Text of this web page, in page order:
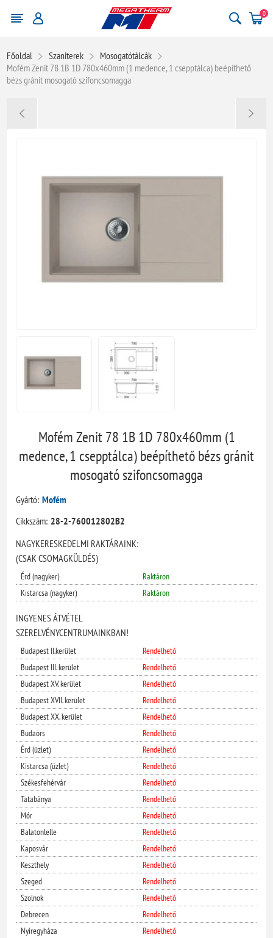
0
Főoldal Szaniterek
Mosogatótálcák
Mofém Zenit 78 1B 1D 780x460mm (1 medence, 1 csepptálca) beépíthető
bézs gránit mosogató szifoncsomagga
Mofém Zenit 78 1B 1D 780x460mm (1
medence, 1 csepptálca) beépíthető bézs gránit
mosogató szifoncsomagga
Gyártó: Mofém
Cikkszám: 28-2-760012802B2
NAGYKERESKEDELMI RAKTÁRAINK:
(CSAK CSOMAGKÜLDÉS)
Érd (nagyker)
Raktáron
Kistarcsa (nagyker)
Raktáron
INGYENES ÁTVÉTEL
SZERELVÉNYCENTRUMAINKBAN!
Budapest II.kerület
Rendelhető
Budapest III. kerület
Rendelhető
Budapest XV. kerület
Rendelhető
Budapest XVII. kerület
Rendelhető
Budapest XX. kerület
Rendelhető
Budaörs
Rendelhető
Érd (üzlet)
Rendelhető
Kistarcsa (üzlet)
Rendelhető
Székesfehérvár
Rendelhető
Tatabánya
Rendelhető
Mór
Rendelhető
Balatonlelle
Rendelhető
Kaposvár
Rendelhető
Keszthely
Rendelhető
Szeged
Rendelhető
Szolnok
Rendelhető
Debrecen
Rendelhető
Nyíregyháza
Rendelhető